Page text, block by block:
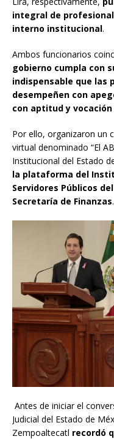
integral de
interno institucional.
Ambos funcionarios
gobierno cumpla con
indispensable que las
desempeñen con
con aptitud y
Por ello, organizaron un
virtual denominado “El
Institucional del Estado
la plataforma del
Servidores Públicos
Secretaría de Finanzas.
Antes de iniciar el
Judicial del Estado de
Zempoaltecatl recordó